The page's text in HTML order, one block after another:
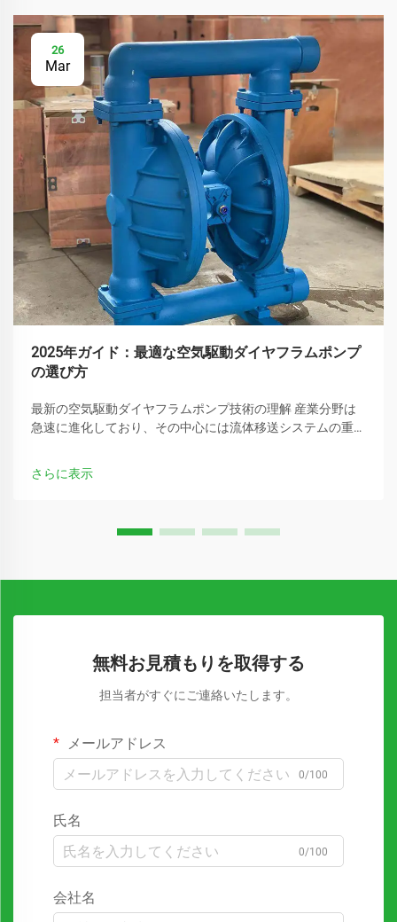
26
Mar
2025年ガイド：最適な空気駆動ダイヤフラムポンプ
の選び方
最新の空気駆動ダイヤフラムポンプ技術の理解 産業分野は
急速に進化しており、その中心には流体移送システムの重要
理の分野を革新してきた多用途なソリューションとして特に
注目されています…
さらに表示
無料お見積もりを取得する
担当者がすぐにご連絡いたします。
メールアドレス
0/100
氏名
0/100
会社名